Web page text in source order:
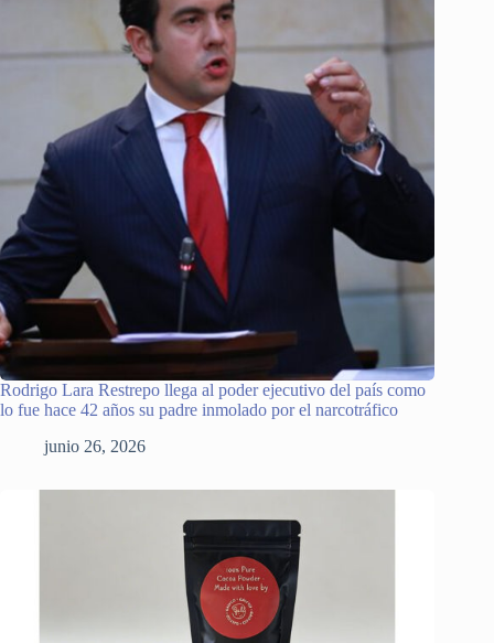
Rodrigo Lara Restrepo llega al poder ejecutivo del país como
lo fue hace 42 años su padre inmolado por el narcotráfico
junio 26, 2026